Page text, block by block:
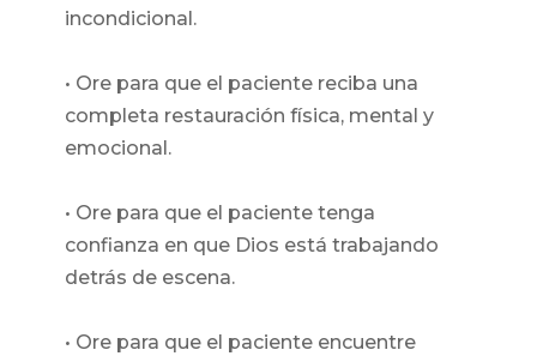
incondicional.
• Ore para que el paciente reciba una
completa restauración física, mental y
emocional.
• Ore para que el paciente tenga
confianza en que Dios está trabajando
detrás de escena.
• Ore para que el paciente encuentre